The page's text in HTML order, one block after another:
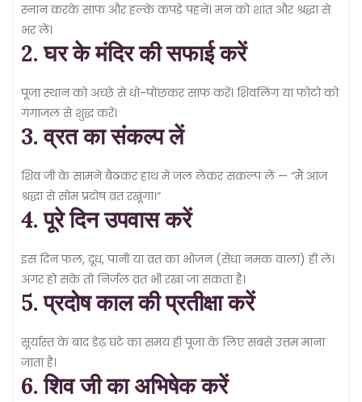
स्नान करके साफ और हल्के कपड़े पहनें। मन को शांत और श्रद्धा से
भर लें।
2. घर के मंदिर की सफाई करें
पूजा स्थान को अच्छे से धो-पोंछकर साफ करें। शिवलिंग या फोटो को
गंगाजल से शुद्ध करें।
3. व्रत का संकल्प लें
शिव जी के सामने बैठकर हाथ में जल लेकर संकल्प लें — “मैं आज
श्रद्धा से सोम प्रदोष व्रत रखूंगा।”
4. पूरे दिन उपवास करें
इस दिन फल, दूध, पानी या व्रत का भोजन (सेंधा नमक वाला) ही लें।
अगर हो सके तो निर्जल व्रत भी रखा जा सकता है।
5. प्रदोष काल की प्रतीक्षा करें
सूर्यास्त के बाद डेढ़ घंटे का समय ही पूजा के लिए सबसे उत्तम माना
जाता है।
6. शिव जी का अभिषेक करें